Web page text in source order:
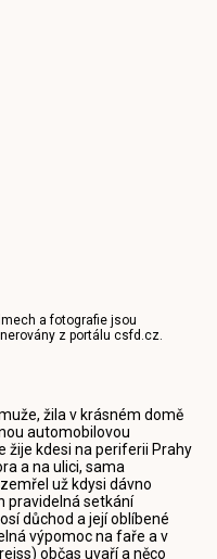
a fotografie jsou
z portálucsfd.cz.
žila v krásném domě
automobilovou
žije kdesi na periferii Prahy
a na ulici, sama
už kdysi dávno
pravidelná setkání
důchod a její oblíbené
výpomoc na faře a v
občas uvaří a něco